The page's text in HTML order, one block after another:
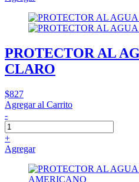
PROTECTOR AL
CLARO
$827
Agregar al Carrito
-
+
Agregar